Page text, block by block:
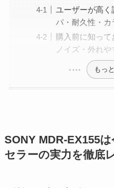
ユーザーが高く
パ・耐久性・カ
購入前に知っ
ノイズ・外れや
もっ
SONY MDR-EX155
セラーの実力を徹底